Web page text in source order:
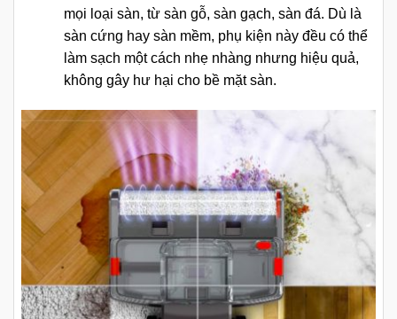
mọi loại sàn, từ sàn gỗ, sàn gạch, sàn đá. Dù là
sàn cứng hay sàn mềm, phụ kiện này đều có thể
làm sạch một cách nhẹ nhàng nhưng hiệu quả,
không gây hư hại cho bề mặt sàn.